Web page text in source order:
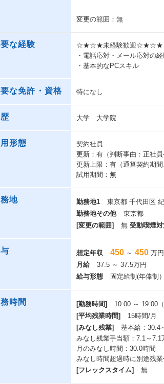
変更の範囲：無
な経験
☆★☆★未経験歓迎☆★☆★
・電話応対・メール応対の
・基本的なPCスキル
な免許・資格 特になし
大学 大学院
形態
契約社員
更新：有（判断事由：正社員
更新上限：有（通算契約期
試用期間：無
地 勤務地1
東京都 千代田区
勤務地その他
東京都
[変更の範囲]
無 受動喫煙
想定年収 450 ～ 450 万円
月給
37.5 ～ 37.5万円
給与形態
固定給制(年俸制
時間 [勤務時間]
10:00 ～ 19:00
[平均残業時間]
15時間/月
[みなし残業]
基本給：30.4
みなし残業手当額：7.1～7.1
月のみなし時間：30.0時間
みなし時間超過時に別途残
[フレックスタイム]
無